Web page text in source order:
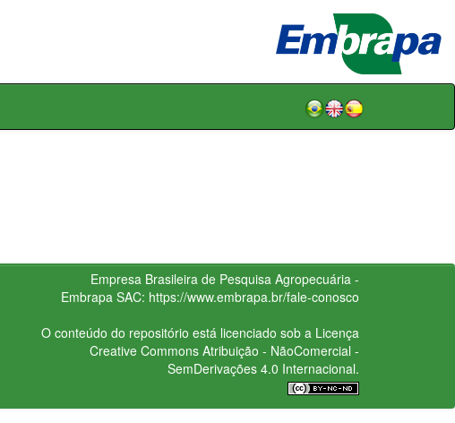
Empresa Brasileira de Pesquisa Agropecuária -
Embrapa SAC: https://www.embrapa.br/fale-conosco
O conteúdo do repositório está licenciado sob a Licença
Creative CommonsAtribuição - NãoComercial -
SemDerivações 4.0 Internacional.